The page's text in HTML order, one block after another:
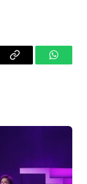
Copy